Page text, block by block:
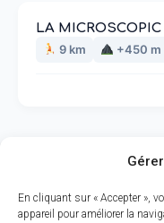
En cliquant sur « Accepter »,
appareil pour améliorer la
LA MICROSCOPIC
9 km +450 m